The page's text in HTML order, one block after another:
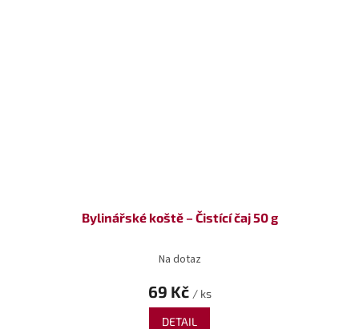
Bylinářské koště – Čistící čaj 50 g
Na dotaz
69 Kč / ks
DETAIL